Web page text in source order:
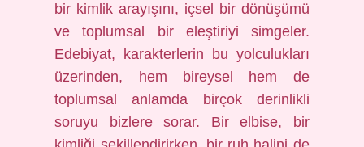
bir kimlik arayışını, içsel bir dönüşümü
ve toplumsal bir eleştiriyi simgeler.
Edebiyat, karakterlerin bu yolculukları
üzerinden, hem bireysel hem de
toplumsal anlamda birçok derinlikli
soruyu bizlere sorar. Bir elbise, bir